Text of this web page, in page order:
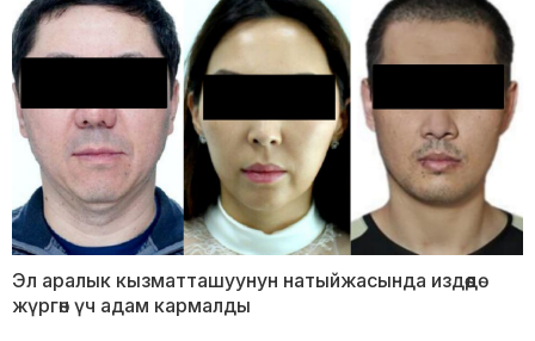
Эл аралык кызматташуунун натыйжасында издөөдө
жүргөн үч адам кармалды